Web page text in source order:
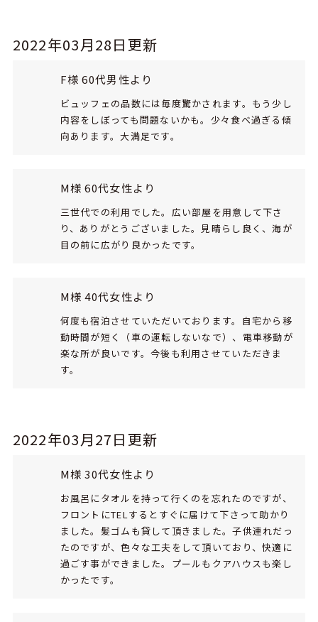
2022年03月28日更新
F様 60代男性より
ビュッフェの品数には毎度驚かされます。もう少し
内容をしぼっても問題ないかも。少々食べ過ぎる傾
向あります。大満足です。
M様 60代女性より
三世代での利用でした。広い部屋を用意して下さ
り、ありがとうございました。見晴らし良く、海が
目の前に広がり良かったです。
M様 40代女性より
何度も宿泊させていただいております。自宅から移
動時間が短く（車の運転しないなで）、電車移動が
楽な所が良いです。今後も利用させていただきま
す。
2022年03月27日更新
M様 30代女性より
お風呂にタオルを持って行くのを忘れたのですが、
フロントにTELするとすぐに届けて下さって助かり
ました。髪ゴムも貸して頂きました。子供連れだっ
たのですが、色々な工夫をして頂いており、快適に
過ごす事ができました。プールもクアハウスも楽し
かったです。